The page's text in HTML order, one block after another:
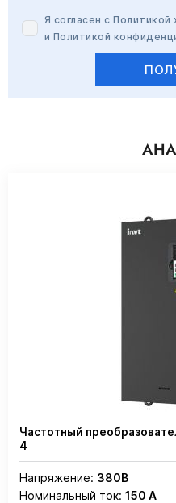
Я согласен сПолитикой
и Политикой
Частотный
4
Напряжение: 380В
Номинальный ток: 150 А